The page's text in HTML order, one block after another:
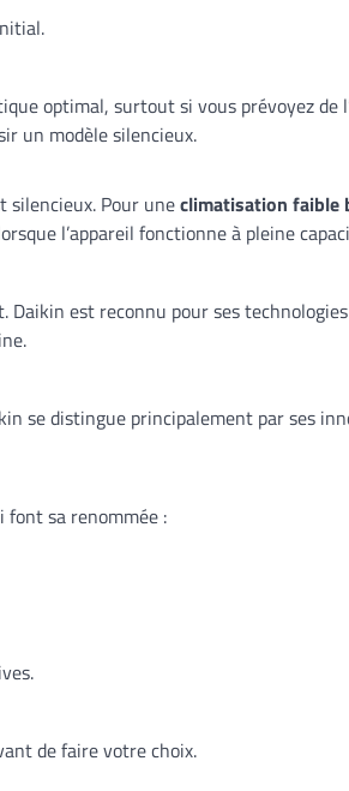
optimal, surtout si vous prévoyez de
un modèle silencieux.
silencieux. Pour uneclimatisation faible
l’appareil fonctionne à pleine
est reconnu pour ses
se distingue principalement par ses
font sa renommée :
de faire votre choix.